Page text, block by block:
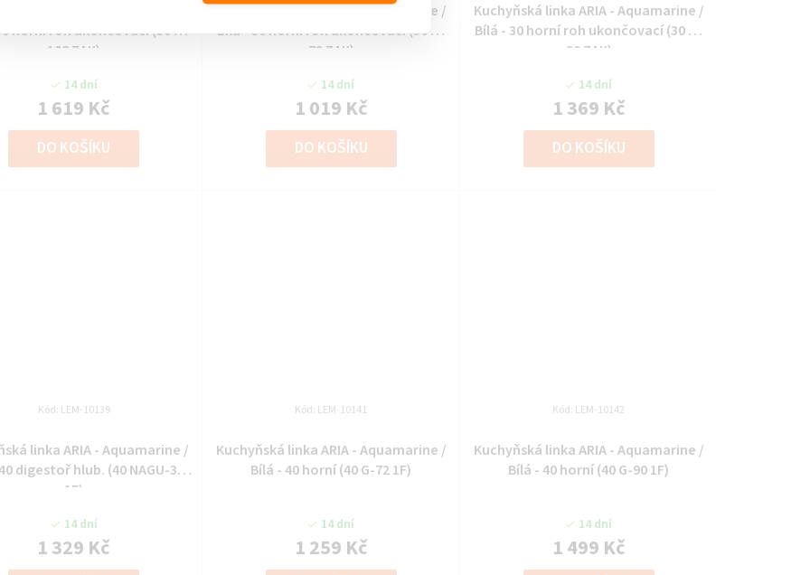
linka ARIA - Aquamarine /
horní roh ukončovací (30 G-
108 ZAK)
14 dní
1 619 Kč
DO KOŠÍKU
Kuchyňská linka ARIA - Aquamarine /
Bílá - 30 horní roh ukončovací (30 G-
72 ZAK)
14 dní
1 019 Kč
DO KOŠÍKU
Kuchyňská linka ARIA - Aquamarine /
Bílá - 30 horní roh ukončovací (30 G-
90 ZAK)
14 dní
1 369 Kč
DO KOŠÍKU
linka ARIA - Aquamarine /
digestoř hlub. (40 NAGU-36
1F)
14 dní
1 329 Kč
Kód: LEM-10139
Kuchyňská linka ARIA - Aquamarine /
Bílá - 40 horní (40 G-72 1F)
14 dní
1 259 Kč
Kód: LEM-10141
Kuchyňská linka ARIA - Aquamarine /
Bílá - 40 horní (40 G-90 1F)
14 dní
1 499 Kč
Kód: LEM-10142